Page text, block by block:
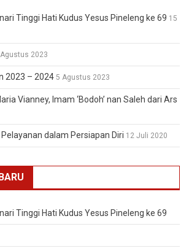
Tinggi Hati Kudus Yesus Pineleng ke 69 15
2023
2023 – 2024 5 Agustus 2023
Vianney, Imam ‘Bodoh’ nan Saleh dari Ars
dalam Persiapan Diri 12 Juli 2020
Tinggi Hati Kudus Yesus Pineleng ke 69